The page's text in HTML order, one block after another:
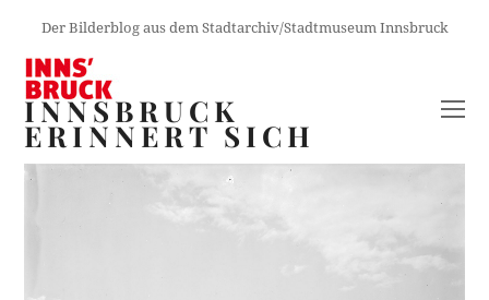
Der Bilderblog aus dem Stadtarchiv/Stadtmuseum Innsbruck
INNSBRUCK
ERINNERT SICH